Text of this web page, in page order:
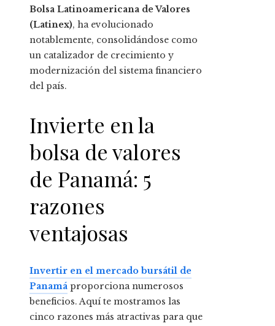
Bolsa Latinoamericana de Valores
(Latinex), ha evolucionado
notablemente, consolidándose como
un catalizador de crecimiento y
modernización del sistema financiero
del país.
Invierte en la
bolsa de valores
de Panamá: 5
razones
ventajosas
Invertir en el mercado bursátil de
Panamá proporciona numerosos
beneficios. Aquí te mostramos las
cinco razones más atractivas para que